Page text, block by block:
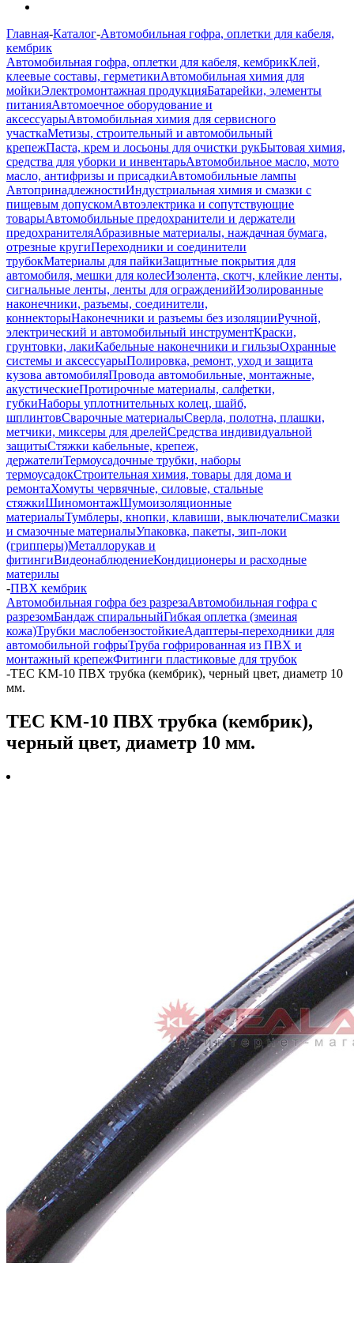
Главная-Каталог-Автомобильная гофра, оплетки для кабеля,
кембрик
Автомобильная гофра, оплетки для кабеля, кембрикКлей,
клеевые составы, герметикиАвтомобильная химия для
мойкиЭлектромонтажная продукцияБатарейки, элементы
питанияАвтомоечное оборудование и
аксессуарыАвтомобильная химия для сервисного
участкаМетизы, строительный и автомобильный
крепежПаста, крем и лосьоны для очистки рукБытовая химия,
средства для уборки и инвентарьАвтомобильное масло, мото
масло, антифризы и присадкиАвтомобильные лампы
АвтопринадлежностиИндустриальная химия и смазки с
пищевым допускомАвтоэлектрика и сопутствующие
товарыАвтомобильные предохранители и держатели
предохранителяАбразивные материалы, наждачная бумага,
отрезные кругиПереходники и соединители
трубокМатериалы для пайкиЗащитные покрытия для
автомобиля, мешки для колесИзолента, скотч, клейкие ленты,
сигнальные ленты, ленты для огражденийИзолированные
наконечники, разъемы, соединители,
коннекторыНаконечники и разъемы без изоляцииРучной,
электрический и автомобильный инструментКраски,
грунтовки, лакиКабельные наконечники и гильзыОхранные
системы и аксессуарыПолировка, ремонт, уход и защита
кузова автомобиляПровода автомобильные, монтажные,
акустическиеПротирочные материалы, салфетки,
губкиНаборы уплотнительных колец, шайб,
шплинтовСварочные материалыСверла, полотна, плашки,
метчики, миксеры для дрелейСредства индивидуальной
защитыСтяжки кабельные, крепеж,
держателиТермоусадочные трубки, наборы
термоусадокСтроительная химия, товары для дома и
ремонтаХомуты червячные, силовые, стальные
стяжкиШиномонтажШумоизоляционные
материалыТумблеры, кнопки, клавиши, выключателиСмазки
и смазочные материалыУпаковка, пакеты, зип-локи
(грипперы)Металлорукав и
фитингиВидеонаблюдениеКондиционеры и расходные
материлы
-ПВХ кембрик
Автомобильная гофра без разрезаАвтомобильная гофра с
разрезомБандаж спиральныйГибкая оплетка (змеиная
кожа)Трубки маслобензостойкиеАдаптеры-переходники для
автомобильной гофрыТруба гофрированная из ПВХ и
монтажный крепежФитинги пластиковые для трубок
-TEC KM-10 ПВХ трубка (кембрик), черный цвет, диаметр 10
мм.
TEC KM-10 ПВХ трубка (кембрик),
черный цвет, диаметр 10 мм.